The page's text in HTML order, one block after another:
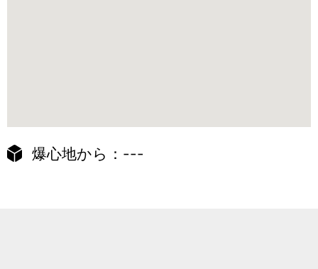
爆心地から：---